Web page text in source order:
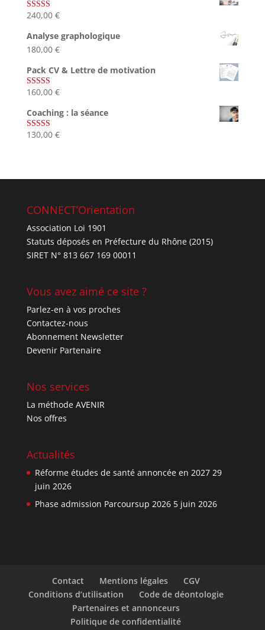
Note4.83
240,00 €
Analyse graphologique
180,00 €
Pack CV & Lettre de motivation
Note5.00
160,00 €
Coaching : la séance
Note4.67
130,00 €
CONNECT’Orientation
Association Loi 1901
Statuts déposés en Préfecture du Rhône (2015)
SIRET N° 813 667 169 00011
Vous avez aimé ce site ?
Parlez-en à vos proches
Contactez-nous
Abonnement Newsletter
Devenir Partenaire
Nos services
La méthode AVENIR
Nos offres
Actualités
Réforme études de santé annoncée en 2027 29
juin 2026
Phase admission Parcoursup 2026 5 juin 2026
Contact Mentions légales
CGV
Conditions d’utilisation
Code de déontologie
Partenaires et annonceurs
Politique de confidentialité